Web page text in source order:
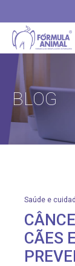
BLOG
Saúde e
CÃES